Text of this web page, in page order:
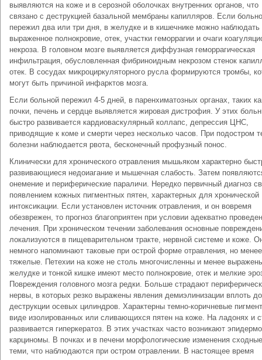
выявляются на коже и в серозной оболочках внутренних органов, что
связано с деструкцией базальной мембраны капилляров. Если
пережил два или три дня, в желудке и в кишечнике можно наблюдать
выраженное полнокровие, отек, участки геморрагии и очаги
некроза. В головном мозге выявляется диффузная геморрагическая
инфильтрация, обусловленная фибриноидным некрозом стенок
отек. В сосудах микроциркуляторного русла формируются тромбы,
могут быть причиной инфарктов мозга.
Если больной пережил 4-5 дней, в паренхиматозных органах, таких
почки, печень и сердце выявляется жировая дистрофия. У этих
быстро развивается кардиоваскулярный коллапс, депрессия ЦНС,
приводящие к коме и смерти через несколько часов. При подостром
болезни наблюдается рвота, бесконечный профузный понос.
Клинически для хронического отравления мышьяком характерно
развивающиеся недоиагание и мышечная слабость. Затем
онемение и периферические параличи. Нередко первичный диагноз
появлением кожных пигментных пятен, характерных для хронической
интоксикации. Если установлен источник отравления, и он вовремя
обезврежен, то прогноз благоприятен при условии адекватно
лечения. При хроническом течении заболевания основные
локализуются в пищеварительном тракте, нервной системе и коже.
немного напоминают таковые при острой форме отравления, но менее
тяжелые. Петехии на коже не столь многочисленны и менее
желудке и тонкой кишке имеют место полнокровие, отек и мелкие
Повреждения головного мозга редки. Больше страдают
нервы, в которых резко выражены явления демиэлинизации вплоть до
деструкции осевых цилиндров. Характерны темно-коричневые
виде изолированных или сливающихся пятен на коже. На ладонях и
развивается гиперкератоз. В этих участках часто возникают
карциномы. В почках и в печени морфологические изменения
теми, что наблюдаются при остром отравлении. В настоящее время